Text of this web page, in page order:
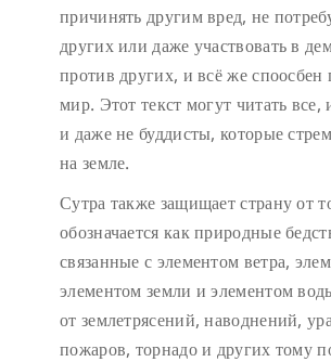
причинять другим вред, не
других или даже участвовать в
против других, и всё же споосбен
мир. Этот текст могут читать все,
и даже не буддисты, которые
на земле.
Сутра также защищает страну от
обозначается как природные
связанные с элементом ветра,
элементом земли и элементом
от землетрясений, наводнений,
пожаров, торнадо и других тому